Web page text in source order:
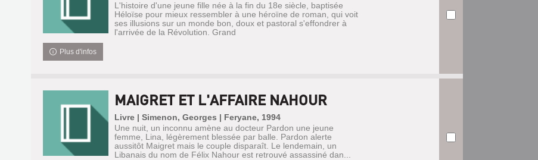
L'histoire d'une jeune fille née à la fin du 18e siècle, baptisée
Héloïse pour mieux ressembler à une héroïne de roman, qui voit
ses illusions sur un monde bon, doux et pastoral s'effondrer à
l'arrivée de la Révolution. Grand
Plus d'infos
MAIGRET ET L'AFFAIRE NAHOUR
Livre | Simenon, Georges | Feryane, 1994
Une nuit, un inconnu amène au docteur Pardon une jeune
femme, Lina, légèrement blessée par balle. Pardon alerte
aussitôt Maigret mais le couple disparaît. Le lendemain, un
Libanais du nom de Félix Nahour est retrouvé assassiné dan...